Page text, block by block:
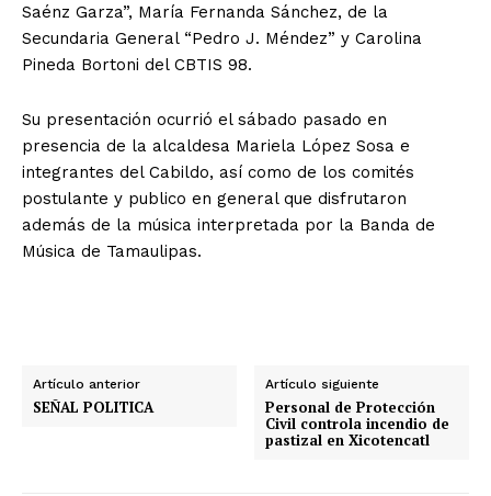
Saénz Garza”, María Fernanda Sánchez, de la
Secundaria General “Pedro J. Méndez” y Carolina
Pineda Bortoni del CBTIS 98.
Su presentación ocurrió el sábado pasado en
presencia de la alcaldesa Mariela López Sosa e
integrantes del Cabildo, así como de los comités
postulante y publico en general que disfrutaron
además de la música interpretada por la Banda de
Música de Tamaulipas.
Artículo anterior
SEÑAL POLITICA
Artículo siguiente
Personal de Protección
Civil controla incendio de
pastizal en Xicotencatl